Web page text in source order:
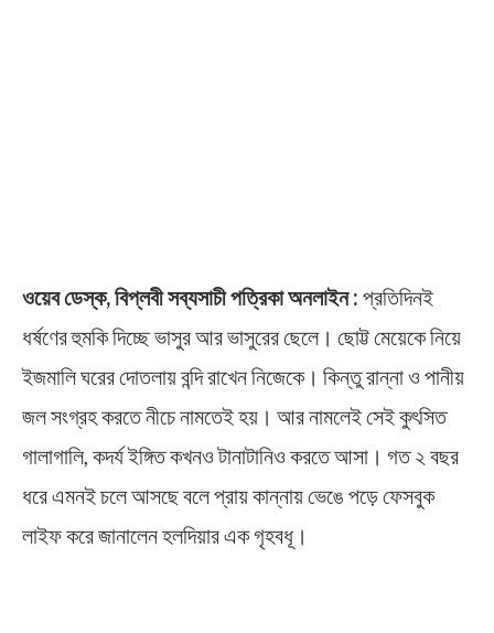
ওয়েব ডেস্ক, বিপ্লবী সব্যসাচী পত্রিকা অনলাইন : প্রতিদিনই
ধর্ষণের হুমকি দিচ্ছে ভাসুর আর ভাসুরের ছেলে। ছোট্ট মেয়েকে নিয়ে
ইজমালি ঘরের দোতলায় বন্দি রাখেন নিজেকে। কিন্তু রান্না ও পানীয়
জল সংগ্রহ করতে নীচে নামতেই হয়। আর নামলেই সেই কুৎসিত
গালাগালি, কদর্য ইঙ্গিত কখনও টানাটানিও করতে আসা। গত ২ বছর
ধরে এমনই চলে আসছে বলে প্রায় কান্নায় ভেঙে পড়ে ফেসবুক
লাইফ করে জানালেন হলদিয়ার এক গৃহবধূ।